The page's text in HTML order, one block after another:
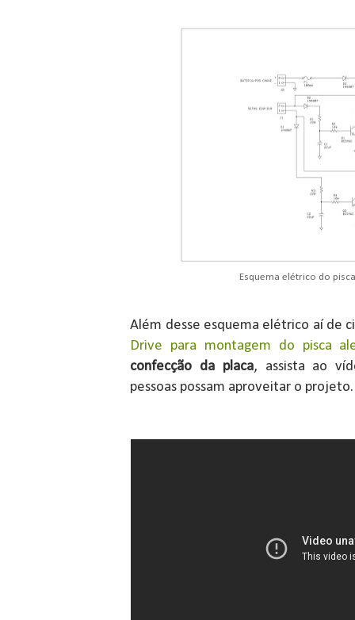
Esquema elétrico do
Além desse esquema elétrico aí de
Drive para montagem do pisca
confecção da placa, assista ao
pessoas possam aproveitar o projeto.